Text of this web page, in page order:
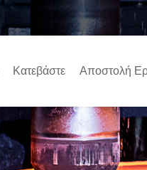
Κατεβάστε Αποστολή